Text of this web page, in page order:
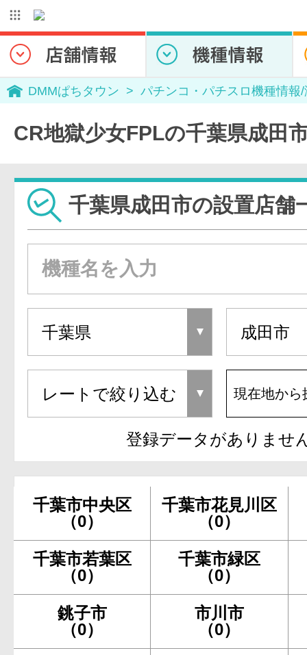
DMMぱちタウン パチンコ・パチスロ機種情報
CR地獄少女FPLの千葉県成田
千葉県成田市の設置店舗
現在地から
登録データがありませ
千葉市中央区
（0）
千葉市花見川区
（0）
千葉市若葉区
（0）
千葉市緑区
（0）
銚子市
（0）
市川市
（0）